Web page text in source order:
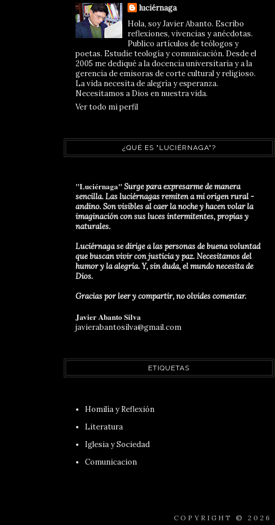
luciérnaga
Hola, soy Javier Abanto. Escribo
reflexiones, vivencias y anécdotas.
Publico artículos de teólogos y
poetas. Estudie teología y comunicación. Desde el
2005 me dediqué a la docencia universitaria y a la
gerencia de emisoras de corte cultural y religioso.
La vida necesita de alegría y esperanza.
Necesitamos a Dios en nuestra vida.
Ver todo mi perfil
¿QUÉ ES "LUCIÉRNAGA"?
"Luciérnaga" Surge para expresarme de manera
sencilla. Las luciérnagas remiten a mi origen rural -
andino. Son visibles al caer la noche y hacen volar la
imaginación con sus luces intermitentes, propias y
naturales.
Luciérnaga se dirige a las personas de buena voluntad
que buscan vivir con justicia y paz. Necesitamos del
humor y la alegría. Y, sin duda, el mundo necesita de
Dios.
Gracias por leer y compartir, no olvides comentar.
Javier Abanto Silva
javierabantosilva@gmail.com
ETIQUETAS
Homilía y Reflexión
Literatura
Iglesia y Sociedad
Comunicacion
COPYRIGHT © 2026